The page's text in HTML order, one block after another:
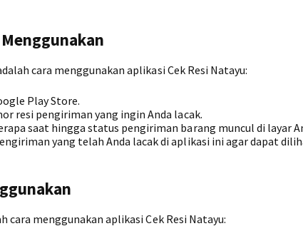
cara menggunakan aplikasi Cek Resi Natayu:
Play Store.
resi pengiriman yang ingin Anda lacak.
saat hingga status pengiriman barang muncul di layar
yang telah Anda lacak di aplikasi ini agar dapat
menggunakan aplikasi Cek Resi Natayu: